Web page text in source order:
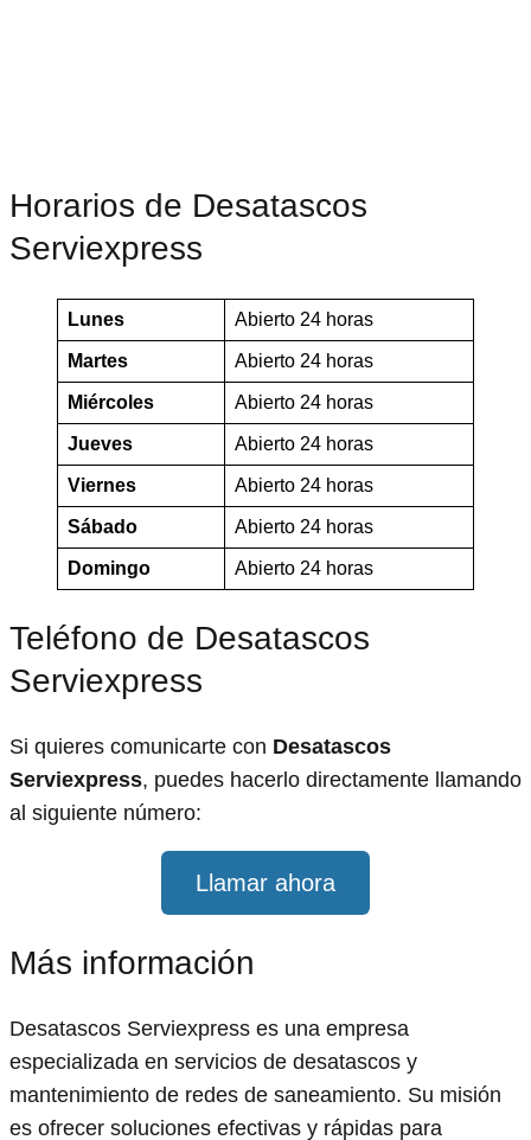
Horarios de Desatascos
Serviexpress
Lunes Abierto 24 horas
Martes Abierto 24 horas
Miércoles Abierto 24 horas
Jueves Abierto 24 horas
Viernes Abierto 24 horas
Sábado Abierto 24 horas
Domingo Abierto 24 horas
Teléfono de Desatascos
Serviexpress
Si quieres comunicarte con Desatascos
Serviexpress, puedes hacerlo directamente llamando
al siguiente número:
Llamar ahora
Más información
Desatascos Serviexpress es una empresa
especializada en servicios de desatascos y
mantenimiento de redes de saneamiento. Su misión
es ofrecer soluciones efectivas y rápidas para